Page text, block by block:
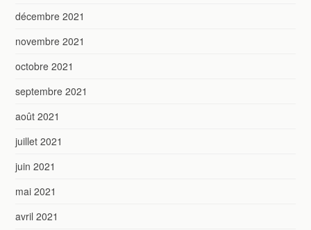
décembre 2021
novembre 2021
octobre 2021
septembre 2021
août 2021
juillet 2021
juin 2021
mai 2021
avril 2021